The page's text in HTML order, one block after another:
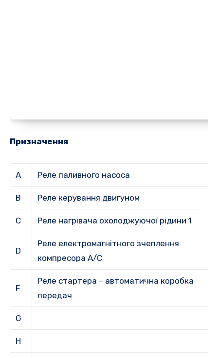
Призначення
A Реле паливного насоса
B Реле керування двигуном
C Реле нагрівача охолоджуючої рідини 1
D
Реле електромагнітного зчеплення
компресора A/C
F
Реле стартера – автоматична коробка
передач
G
H